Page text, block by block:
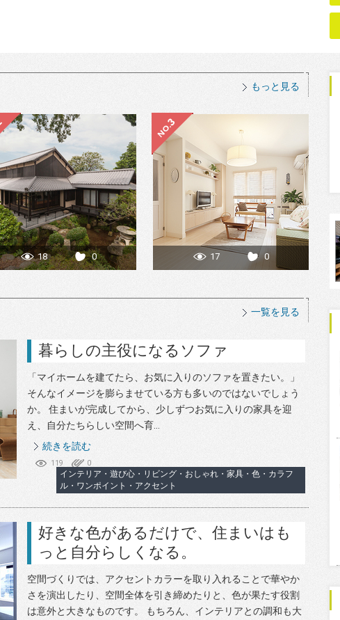
もっと見る
18 0 17 0
一覧を見る
暮らしの主役になるソファ
「マイホームを建てたら、お気に入りのソファを置きたい。」
そんなイメージを膨らませている方も多いのではないでしょう
か。 住まいが完成してから、少しずつお気に入りの家具を迎
え、自分たちらしい空間へ育...
続きを読む
119 0
インテリア・遊び心・リビング・おしゃれ・家具・色・カラフ
ル・ワンポイント・アクセント
好きな色があるだけで、住まいはも
っと自分らしくなる。
空間づくりでは、アクセントカラーを取り入れることで華やか
さを演出したり、空間全体を引き締めたりと、色が果たす役割
は意外と大きなものです。 もちろん、インテリアとの調和も大